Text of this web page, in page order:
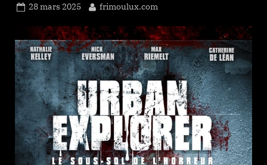
Posted
28 mars 2025 By
frimoulux.com